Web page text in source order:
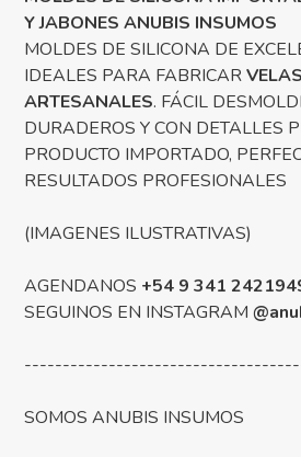
Y JABONES ANUBIS INSUMOS
MOLDES DE SILICONA DE
IDEALES PARA FABRICARVELAS
ARTESANALES. FÁCIL
DURADEROS Y CON DETALLES
PRODUCTO IMPORTADO,
RESULTADOS PROFESIONALES
(IMAGENES ILUSTRATIVAS)
AGENDANOS +54 9 341
SEGUINOS EN INSTAGRAM
SOMOS ANUBIS INSUMOS